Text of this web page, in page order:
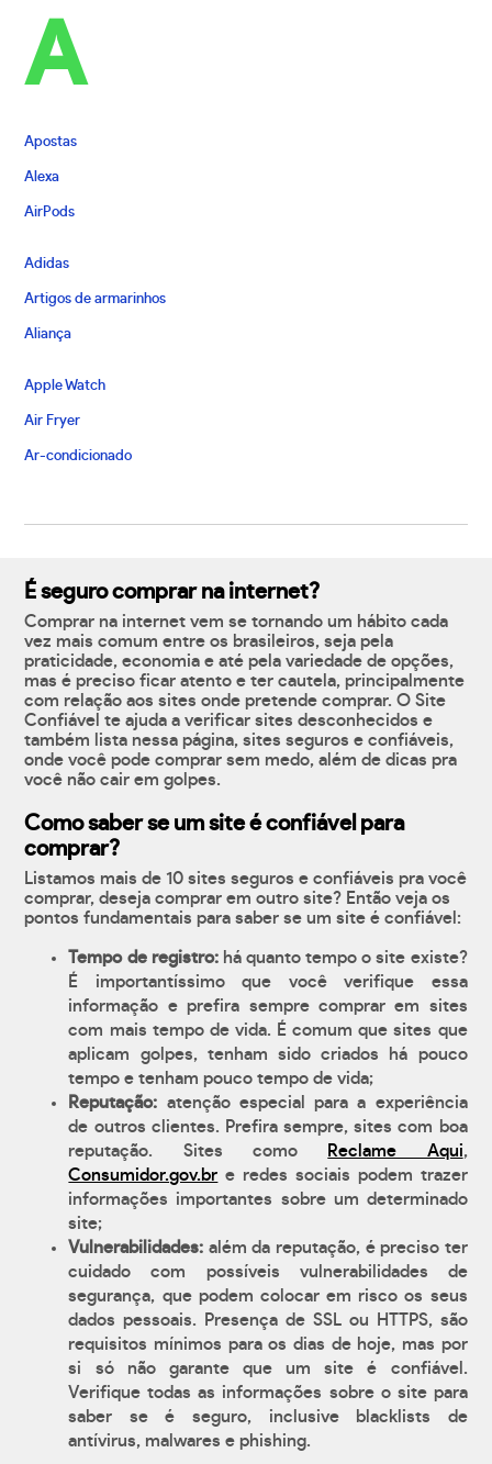
A
Apostas
Alexa
AirPods
Adidas
Artigos de armarinhos
Aliança
Apple Watch
Air Fryer
Ar-condicionado
É seguro comprar na internet?
Comprar na internet vem se tornando um hábito cada
vez mais comum entre os brasileiros, seja pela
praticidade, economia e até pela variedade de opções,
mas é preciso ficar atento e ter cautela, principalmente
com relação aos sites onde pretende comprar. O Site
Confiável te ajuda a verificar sites desconhecidos e
também lista nessa página, sites seguros e confiáveis,
onde você pode comprar sem medo, além de dicas pra
você não cair em golpes.
Como saber se um site é confiável para
comprar?
Listamos mais de 10 sites seguros e confiáveis pra você
comprar, deseja comprar em outro site? Então veja os
pontos fundamentais para saber se um site é confiável:
Tempo de registro:há quanto tempo o site existe?
É importantíssimo que você verifique essa
informação e prefira sempre comprar em sites
com mais tempo de vida. É comum que sites que
aplicam golpes, tenham sido criados há pouco
tempo e tenham pouco tempo de vida;
Reputação: atenção especial para a experiência
de outros clientes. Prefira sempre, sites com boa
reputação. Sites como
Reclame Aqui,
Consumidor.gov.br e redes sociais podem trazer
informações importantes sobre um determinado
site;
Vulnerabilidades: além da reputação, é preciso ter
cuidado com possíveis vulnerabilidades de
segurança, que podem colocar em risco os seus
dados pessoais. Presença de SSL ou HTTPS, são
requisitos mínimos para os dias de hoje, mas por
si só não garante que um site é confiável.
Verifique todas as informações sobre o site para
saber se é seguro, inclusive blacklists de
antívirus, malwares e phishing.